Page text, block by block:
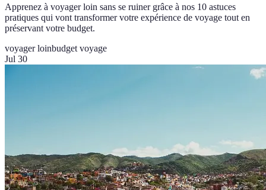
Apprenez à voyager loin sans se ruiner grâce à nos 10 astuces
pratiques qui vont transformer votre expérience de voyage tout en
préservant votre budget.
voyager loinbudget voyage
Jul 30